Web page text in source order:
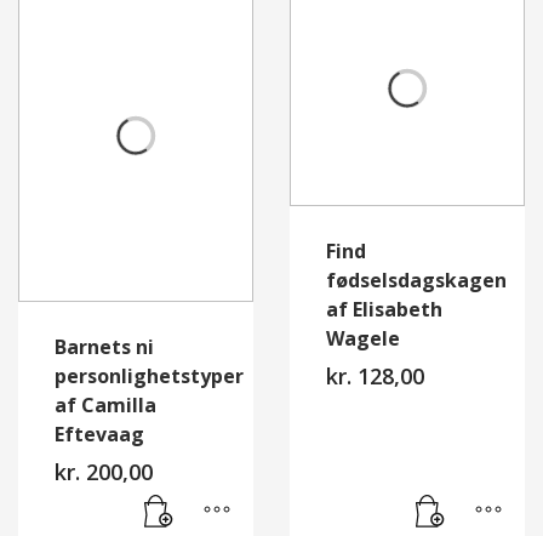
Barnets ni
personlighetstyper
af Camilla
Eftevaag
kr. 200,00
Find
fødselsdagskagen
af Elisabeth
Wagele
kr. 128,00